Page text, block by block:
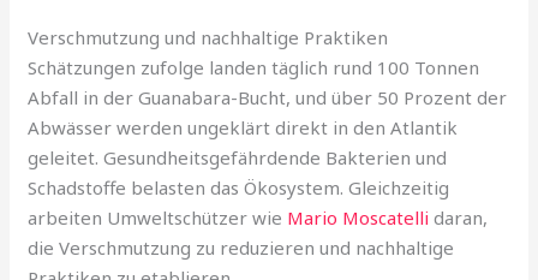
Verschmutzung und nachhaltige Praktiken
Schätzungen zufolge landen täglich rund 100 Tonnen
Abfall in der Guanabara-Bucht, und über 50 Prozent der
Abwässer werden ungeklärt direkt in den Atlantik
geleitet. Gesundheitsgefährdende Bakterien und
Schadstoffe belasten das Ökosystem. Gleichzeitig
arbeiten Umweltschützer wie Mario Moscatelli daran,
die Verschmutzung zu reduzieren und nachhaltige